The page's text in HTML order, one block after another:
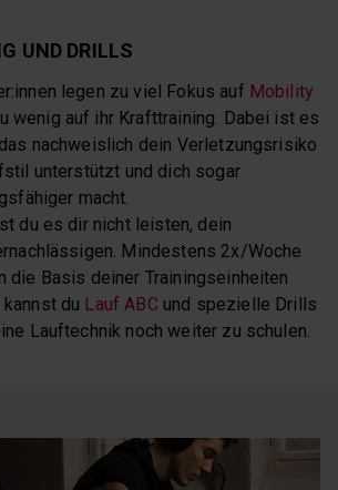
UND DRILLS
legen zu viel Fokus auf Mobility
wenig auf ihr Krafttraining. Dabei ist es
nachweislich dein Verletzungsrisiko
unterstützt und dich sogar
macht.
du es dir nicht leisten, dein
Mindestens 2x/Woche
die Basis deiner Trainingseinheiten
du Lauf ABC und spezielle Drills
Lauftechnik noch weiter zu schulen.